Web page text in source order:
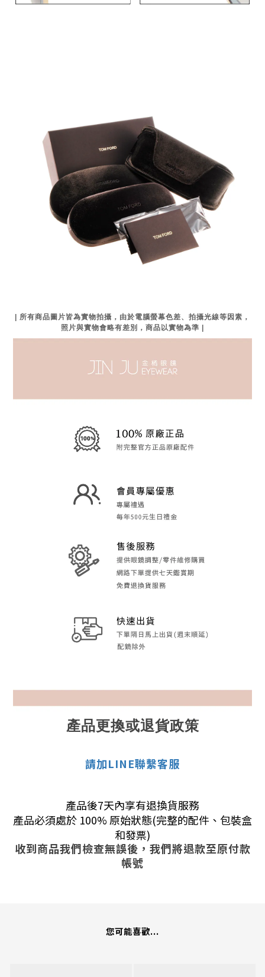
| 所有商品圖片皆為實物拍攝，由於電腦螢幕色差、拍攝光線等因素，
照片與實物會略有差別，商品以實物為準 |
產品更換或退貨政策
請加LINE聯繫客服
產品後7天內享有退換貨服務
產品必須處於 100% 原始狀態(完整的配件、包裝盒
和發票)
收到商品我們檢查無誤後，我們將退款至原付款
帳號
您可能喜歡...